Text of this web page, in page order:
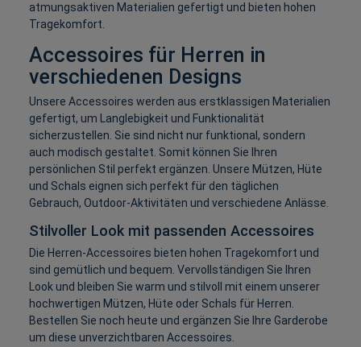
atmungsaktiven Materialien gefertigt und bieten hohen
Tragekomfort.
Accessoires für Herren in
verschiedenen Designs
Unsere Accessoires werden aus erstklassigen Materialien
gefertigt, um Langlebigkeit und Funktionalität
sicherzustellen. Sie sind nicht nur funktional, sondern
auch modisch gestaltet. Somit können Sie Ihren
persönlichen Stil perfekt ergänzen. Unsere Mützen, Hüte
und Schals eignen sich perfekt für den täglichen
Gebrauch, Outdoor-Aktivitäten und verschiedene Anlässe.
Stilvoller Look mit passenden Accessoires
Die Herren-Accessoires bieten hohen Tragekomfort und
sind gemütlich und bequem. Vervollständigen Sie Ihren
Look und bleiben Sie warm und stilvoll mit einem unserer
hochwertigen Mützen, Hüte oder Schals für Herren.
Bestellen Sie noch heute und ergänzen Sie Ihre Garderobe
um diese unverzichtbaren Accessoires.